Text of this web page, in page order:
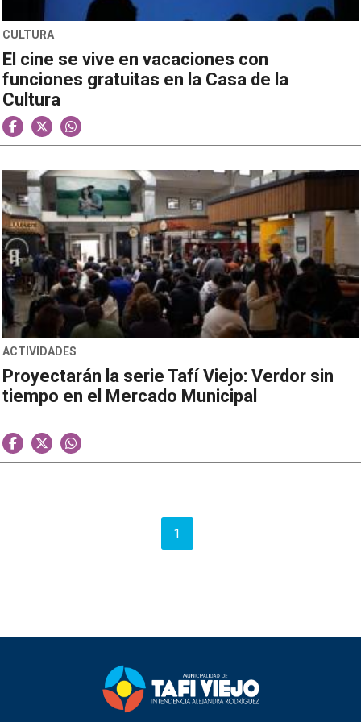
CULTURA
El cine se vive en vacaciones con
funciones gratuitas en la Casa de la
Cultura
ACTIVIDADES
Proyectarán la serie Tafí Viejo: Verdor sin
tiempo en el Mercado Municipal
1